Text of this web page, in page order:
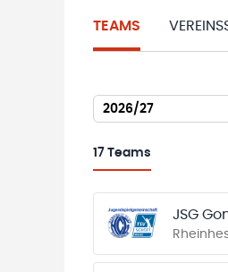
TEAMS
2026/27
17 Teams
JSG